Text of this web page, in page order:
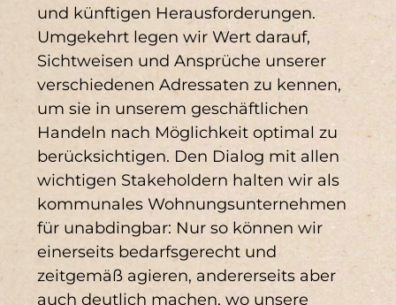
und künftigen Herausforderungen.
Umgekehrt legen wir Wert darauf,
Sichtweisen und Ansprüche unserer
verschiedenen Adressaten zu kennen,
um sie in unserem geschäftlichen
Handeln nach Möglichkeit optimal zu
berücksichtigen. Den Dialog mit allen
wichtigen Stakeholdern halten wir als
kommunales Wohnungsunternehmen
für unabdingbar: Nur so können wir
einerseits bedarfsgerecht und
zeitgemäß agieren, andererseits aber
auch deutlich machen, wo unsere